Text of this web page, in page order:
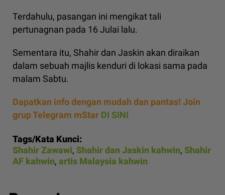
Terdahulu, pasangan ini mengikat tali
pertunagnan pada 16 Julai lalu.
Sementara itu, Shahir dan Jaskin akan diraikan
dalam sebuah majlis kenduri di lokasi sama pada
malam Sabtu.
Dapatkan info dengan mudah dan pantas! Join
grup Telegram mStar DI SINI
Tags/Kata Kunci:
Shahir Zawawi, Shahir dan Jaskin kahwin, Shahir
AF kahwin, artis Malaysia kahwin